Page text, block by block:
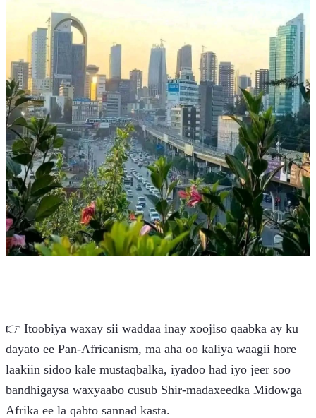
👉 Itoobiya waxay sii waddaa inay xoojiso qaabka ay ku
dayato ee Pan-Africanism, ma aha oo kaliya waagii hore
laakiin sidoo kale mustaqbalka, iyadoo had iyo jeer soo
bandhigaysa waxyaabo cusub Shir-madaxeedka Midowga
Afrika ee la qabto sannad kasta.